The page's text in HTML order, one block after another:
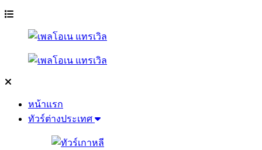
หน้าแรก
ทัวร์ต่างประเทศ